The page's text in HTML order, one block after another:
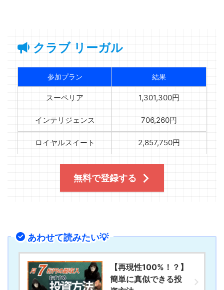
クラブ リーガル
参加プラン 結果
スーペリア 1,301,300円
インテリジェンス 706,260円
ロイヤルスイート 2,857,750円
無料で登録する
あわせて読みたい💡
【再現性100%！？】
簡単に真似できる投